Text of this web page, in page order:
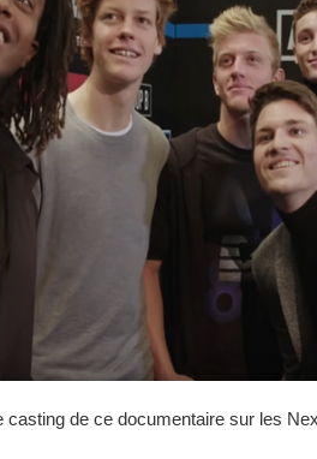
casting de ce documentaire sur les